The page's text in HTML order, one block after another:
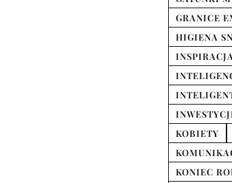
GRANICE
HIGIENA
INSPIRACJA
KOBIETY
KONIEC